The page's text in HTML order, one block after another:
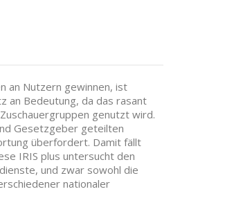
an Nutzern gewinnen, ist
an Bedeutung, da das rasant
genutzt wird.
Gesetzgeber geteilten
überfordert. Damit fällt
IRIS plus untersucht den
und zwar sowohl die
nationaler